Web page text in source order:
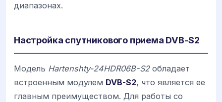
диапазонах.
Настройка спутникового приема DVB-S2
Модель Hartenshty-24HDR06B-S2обладает
встроенным модулем DVB-S2, что является ее
главным преимуществом. Для работы со